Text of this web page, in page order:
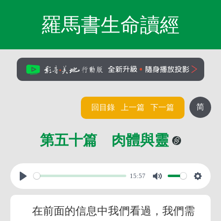
羅馬書生命讀經
简
回目錄 上一篇 下一篇
第五十篇 肉體與靈
15:57
在前面的信息中我們看過，我們需